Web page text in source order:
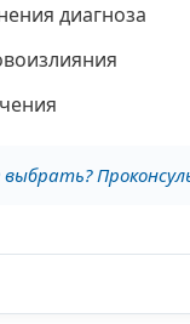
диагноза
выбрать?